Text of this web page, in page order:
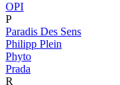
OPI
P
Paradis Des Sens
Philipp Plein
Phyto
Prada
R